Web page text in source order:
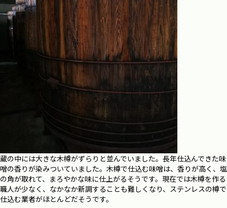
蔵の中には大きな木樽がずらりと並んでいました。長年仕込んできた味
噌の香りが染みついていました。木樽で仕込む味噌は、香りが高く、塩
の角が取れて、まろやかな味に仕上がるそうです。現在では木樽を作る
職人が少なく、なかなか新調することも難しくなり、ステンレスの樽で
仕込む業者がほとんどだそうです。